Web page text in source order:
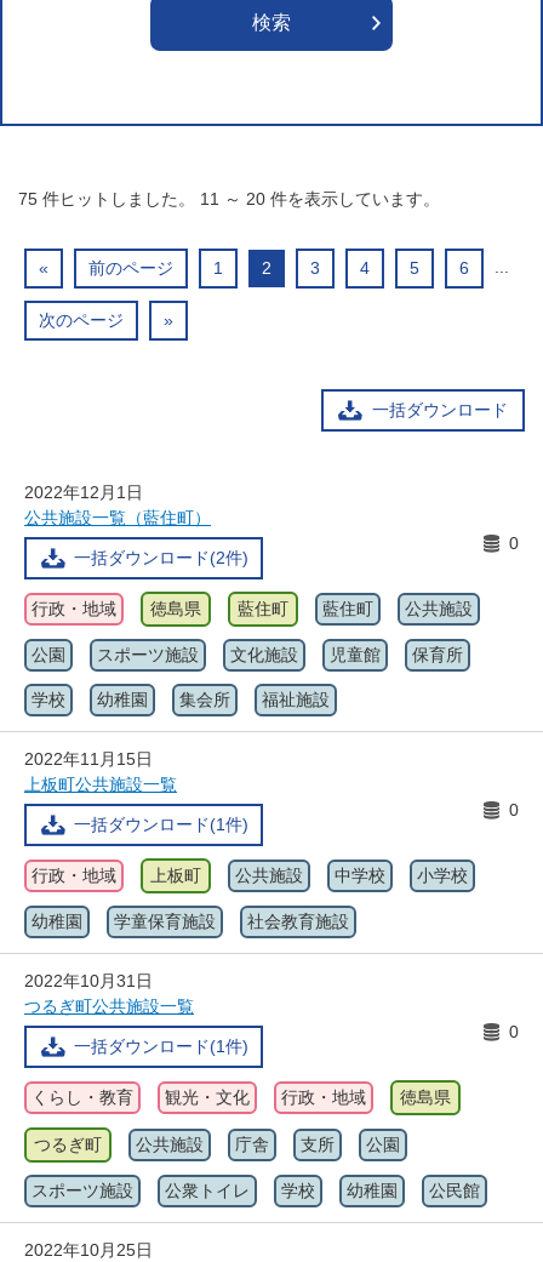
75 件ヒットしました。 11 ～ 20 件を表示しています。
« 前のページ 1 2 3 4 5 6 ...
次のページ »
一括ダウンロード
2022年12月1日
公共施設一覧（藍住町）
一括ダウンロード(2件)
0
行政・地域 徳島県 藍住町 藍住町 公共施設
公園 スポーツ施設 文化施設 児童館 保育所
学校 幼稚園 集会所 福祉施設
2022年11月15日
上板町公共施設一覧
一括ダウンロード(1件)
0
行政・地域 上板町 公共施設 中学校 小学校
幼稚園 学童保育施設 社会教育施設
2022年10月31日
つるぎ町公共施設一覧
一括ダウンロード(1件)
0
くらし・教育 観光・文化 行政・地域 徳島県
つるぎ町 公共施設 庁舎 支所 公園
スポーツ施設 公衆トイレ 学校 幼稚園 公民館
2022年10月25日